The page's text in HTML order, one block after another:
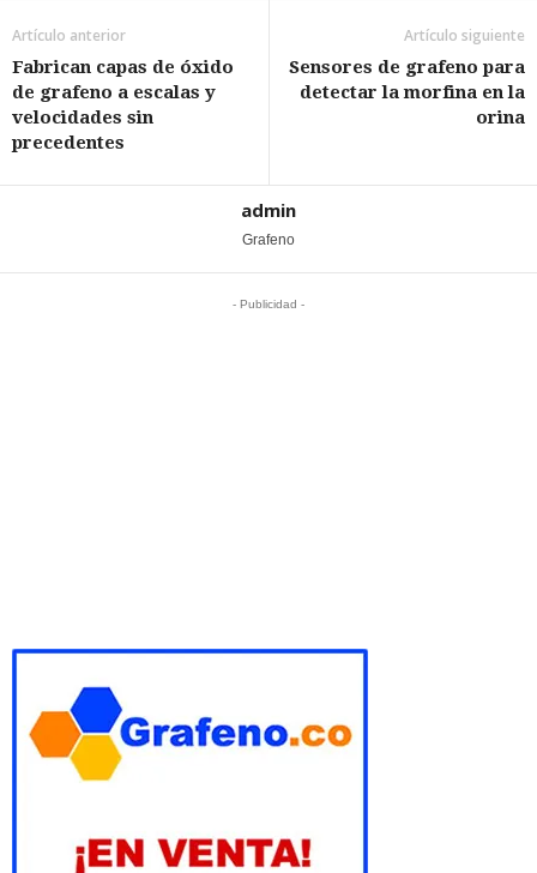
Artículo anterior
Fabrican capas de óxido
de grafeno a escalas y
velocidades sin
precedentes
Artículo siguiente
Sensores de grafeno para
detectar la morfina en la
orina
admin
Grafeno
- Publicidad -